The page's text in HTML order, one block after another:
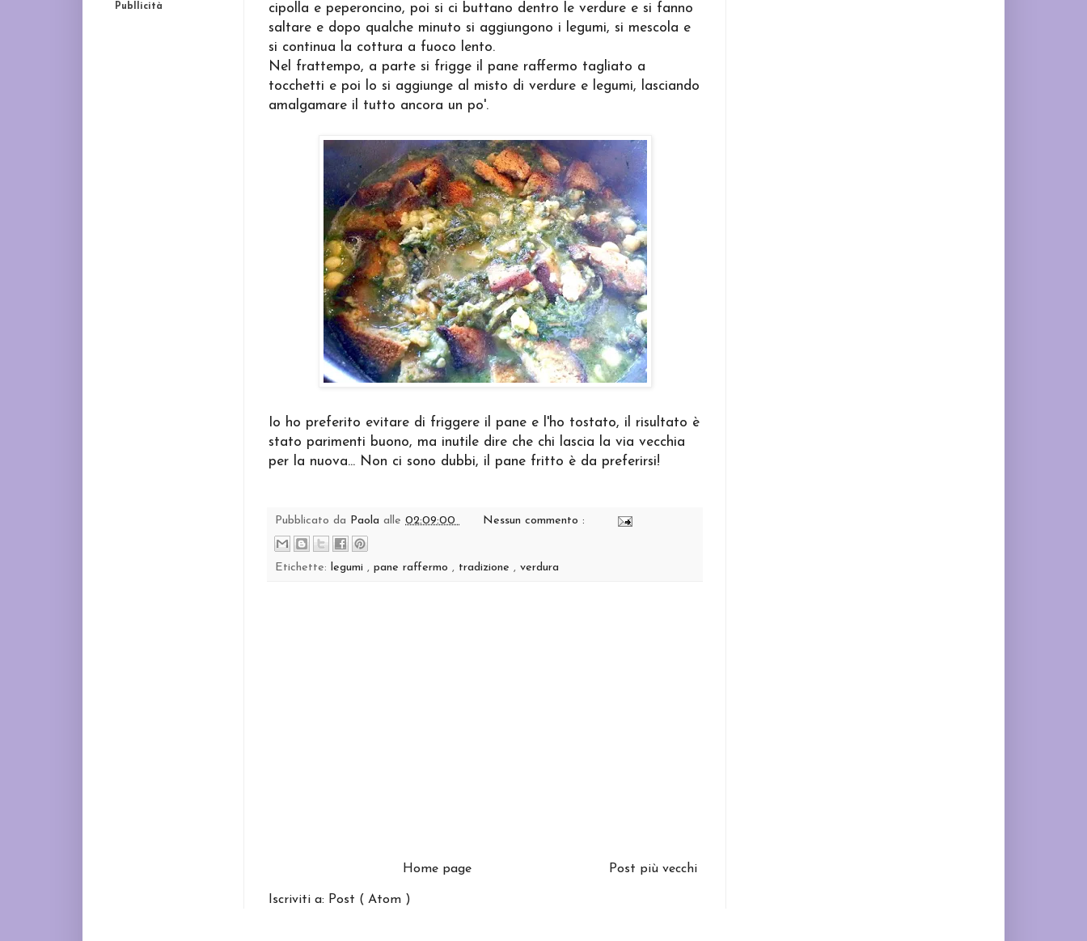
cipolla e peperoncino, poi si ci buttano dentro le verdure e si fanno
saltare e dopo qualche minuto si aggiungono i legumi, si mescola e
si continua la cottura a fuoco lento.
Nel frattempo, a parte si frigge il pane raffermo tagliato a
tocchetti e poi lo si aggiunge al misto di verdure e legumi, lasciando
amalgamare il tutto ancora un po'.
Io ho preferito evitare di friggere il pane e l'ho tostato, il risultato è
stato parimenti buono, ma inutile dire che chi lascia la via vecchia
per la nuova... Non ci sono dubbi, il pane fritto è da preferirsi!
Pubblicato da Paola alle 02:09:00 Nessun commento :
Etichette: legumi , pane raffermo , tradizione , verdura
Post più vecchi
Home page
Iscriviti a: Post ( Atom )
Publlicità